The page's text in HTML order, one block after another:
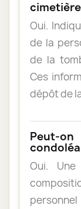
Oui.
de la
de la
Ces
dépôt de
Peut-
Oui.